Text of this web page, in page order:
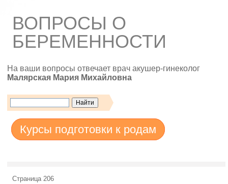
ВОПРОСЫ О
БЕРЕМЕННОСТИ
На ваши вопросы отвечает врач акушер-гинеколог
Малярская Мария Михайловна
Курсы подготовки к родам
Страница 206